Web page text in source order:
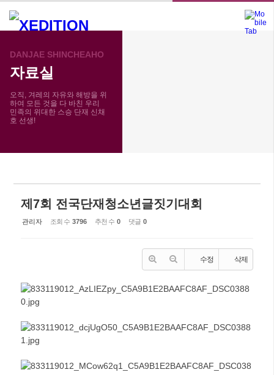
DANJAE SHINCHEAHO
자료실
오직, 겨레의 자유와 해방을 위
하여 모든 것을 다 바친 우리
민족의 위대한 스승 단재 신채
호 선생!
자료실
사진
제7회 전국단재청소년글짓기대회
관리자 조회 수 3796 추천 수 0 댓글 0
수정 삭제